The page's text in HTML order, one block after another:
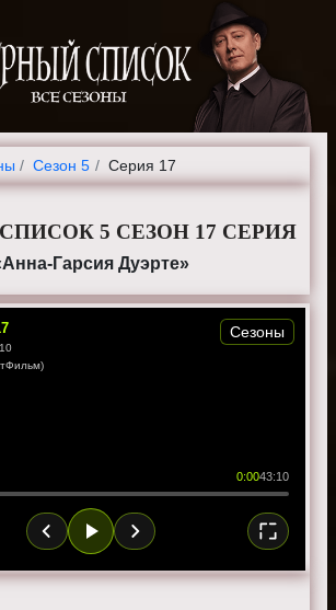
Сезон 5 Серия 17
5 СЕЗОН 17 СЕРИЯ
Гарсия Дуэрте»
0:0043:10
Сезоны